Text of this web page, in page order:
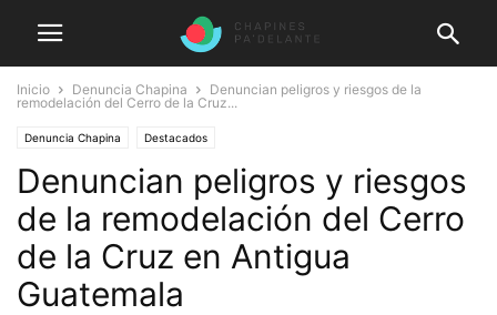
Inicio Denuncia Chapina
Denuncian peligros y riesgos de la
remodelación del Cerro de la Cruz...
Denuncia Chapina Destacados
Denuncian peligros y riesgos
de la remodelación del Cerro
de la Cruz en Antigua
Guatemala